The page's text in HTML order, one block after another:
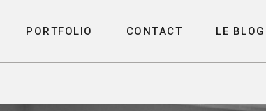
P ORTFOLIO
CO NTACT
LE BLOG